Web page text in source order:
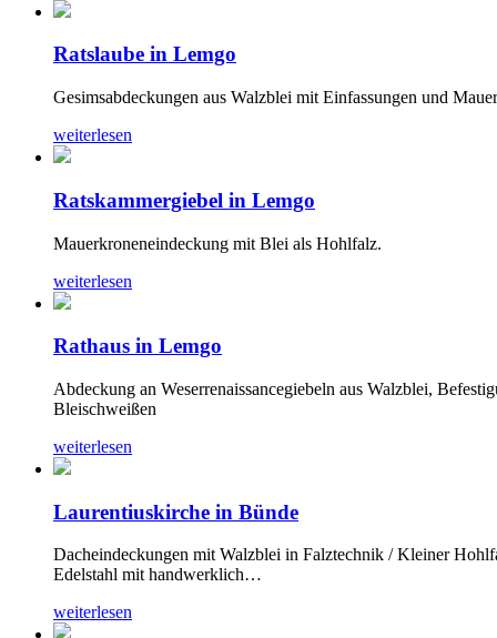
Ratslaube in Lemgo
Gesimsabdeckungen aus Walzblei mit Einfassungen und
weiterlesen
Ratskammergiebel in Lemgo
Mauerkroneneindeckung mit Blei als Hohlfalz.
weiterlesen
Rathaus in Lemgo
Abdeckung an Weserrenaissancegiebeln aus Walzblei,
Bleischweißen
weiterlesen
Laurentiuskirche in Bünde
Dacheindeckungen mit Walzblei in Falztechnik / Kleiner
Edelstahl mit handwerklich…
weiterlesen